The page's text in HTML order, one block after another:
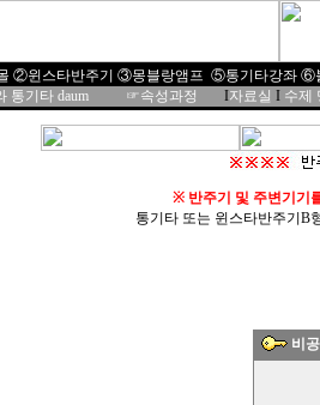
②윈스타반주기 ③몽블랑앰프 ⑤통기타강좌 ⑥
통기타 daum ☞속성과정 I자료실 I 수제
※ 반주기 및 주변기기
통기타 또는 윈스타반주기B
비